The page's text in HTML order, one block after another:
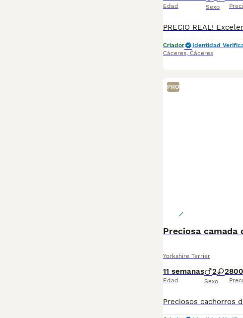
Edad Sexo
Criador
Identidad
Cáceres, Cáceres
PRO
Preciosa
Yorkshire Terrier
11 semanas
Edad
2 2
Sexo